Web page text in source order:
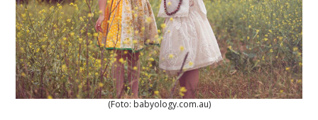
(Foto: babyology.com.au)